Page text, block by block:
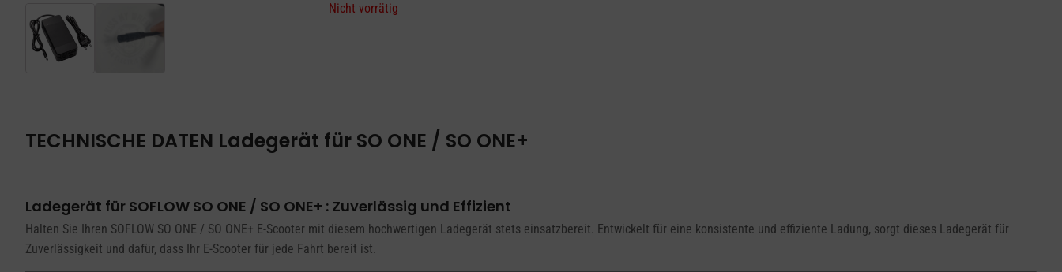
Nicht vorrätig
TECHNISCHE DATEN Ladegerät für SO ONE / SO ONE+
Ladegerät für SOFLOW SO ONE / SO ONE+ : Zuverlässig und Effizient
Halten Sie Ihren SOFLOW SO ONE / SO ONE+ E-Scooter mit diesem hochwertigen Ladegerät stets einsatzbereit. Entwickelt für eine konsistente und effiziente Ladung, sorgt dieses Ladegerät für
Zuverlässigkeit und dafür, dass Ihr E-Scooter für jede Fahrt bereit ist.